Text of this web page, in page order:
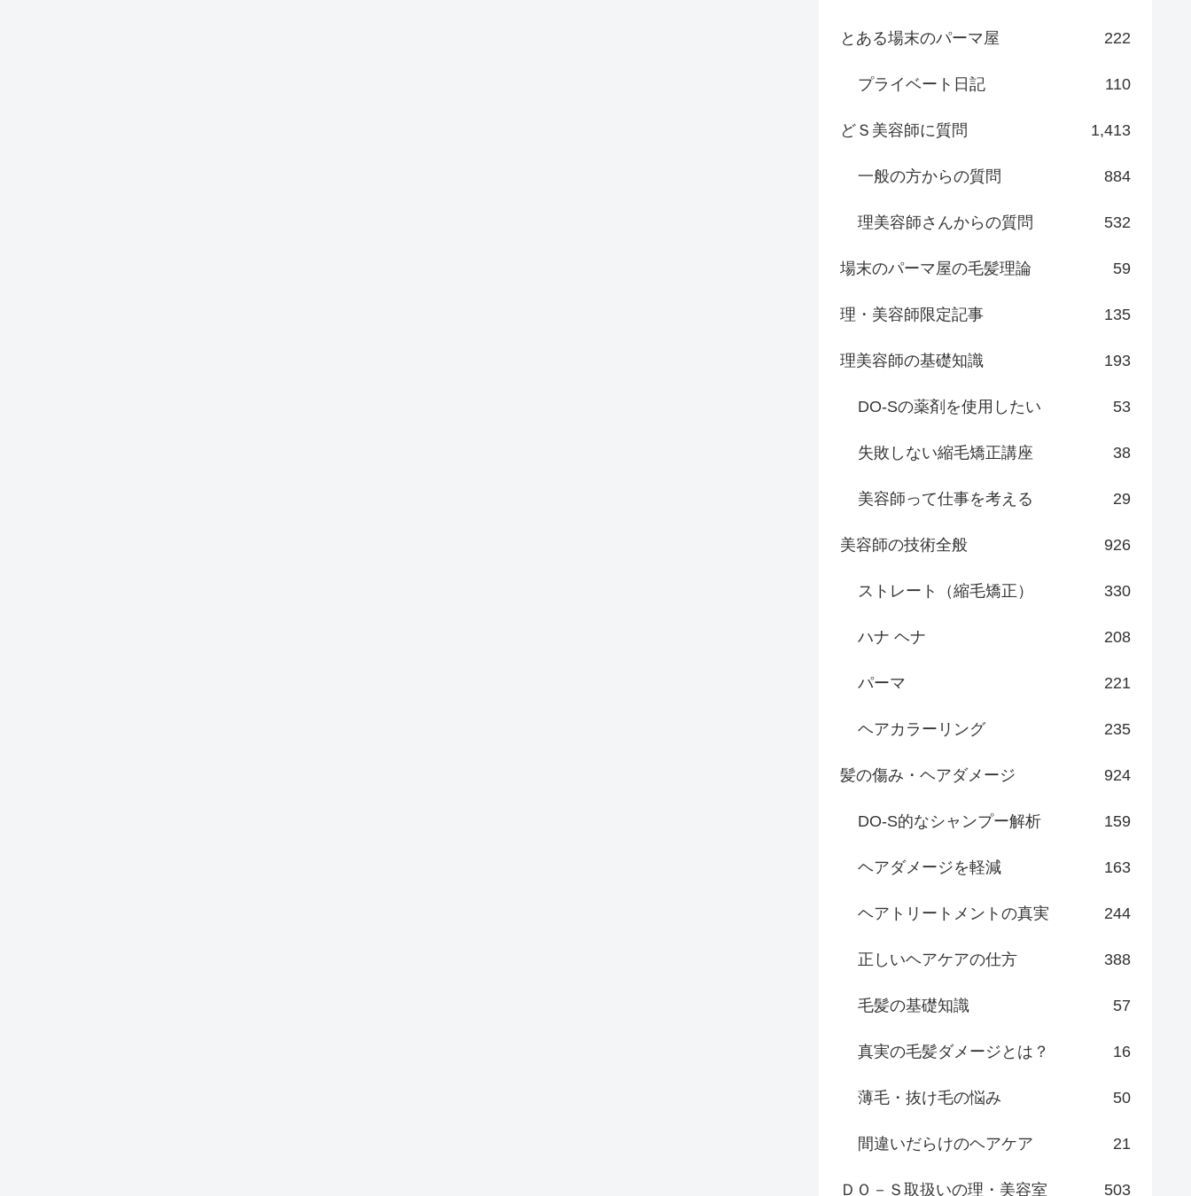
とある場末のパーマ屋 222
プライベート日記 110
どＳ美容師に質問 1,413
一般の方からの質問 884
理美容師さんからの質問 532
場末のパーマ屋の毛髪理論 59
理・美容師限定記事 135
理美容師の基礎知識 193
DO-Sの薬剤を使用したい 53
失敗しない縮毛矯正講座 38
美容師って仕事を考える 29
美容師の技術全般 926
ストレート（縮毛矯正） 330
ハナ ヘナ 208
パーマ 221
ヘアカラーリング 235
髪の傷み・ヘアダメージ 924
DO-S的なシャンプー解析 159
ヘアダメージを軽減 163
ヘアトリートメントの真実 244
正しいヘアケアの仕方 388
毛髪の基礎知識 57
真実の毛髪ダメージとは？ 16
薄毛・抜け毛の悩み 50
間違いだらけのヘアケア 21
ＤＯ－Ｓ取扱いの理・美容室 503